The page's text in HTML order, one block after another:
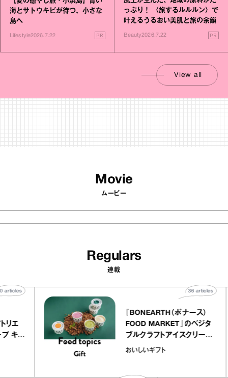
海とサトウキビが待つ、小さな
島へ
Lifestyle2026.7.22 PR
っぷり！ 〈旅するルルルン〉で
叶えるうるおい美肌と旅の余韻
Beauty2026.7.22 PR
View all
Movie
ムービー
Regulars
連載
リー アトリエ
ルクレープ キャ
40
『BONEARTH（ボナース
FOOD MARKET』のベ
ブルクラフトアイスクリ
｜真野知子の「おいし
おいしいギフト
36